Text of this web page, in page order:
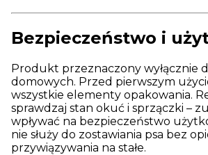
Bezpieczeństwo i
Produkt przeznaczony wyłącznie
domowych. Przed pierwszym
wszystkie elementy opakowania.
sprawdzaj stan okuć i sprzączki –
wpływać na bezpieczeństwo
nie służy do zostawiania psa bez
przywiązywania na stałe.